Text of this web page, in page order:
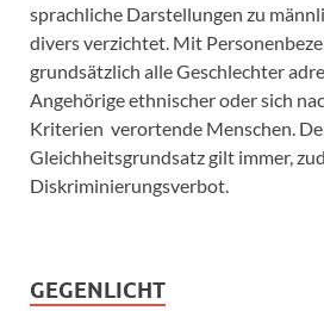
sprachliche Darstellungen zu
divers verzichtet. Mit
grundsätzlich alle Geschlechter
Angehörige ethnischer oder sich
Kriterien verortende Menschen.
Gleichheitsgrundsatz gilt immer,
Diskriminierungsverbot.
GEGENLICHT